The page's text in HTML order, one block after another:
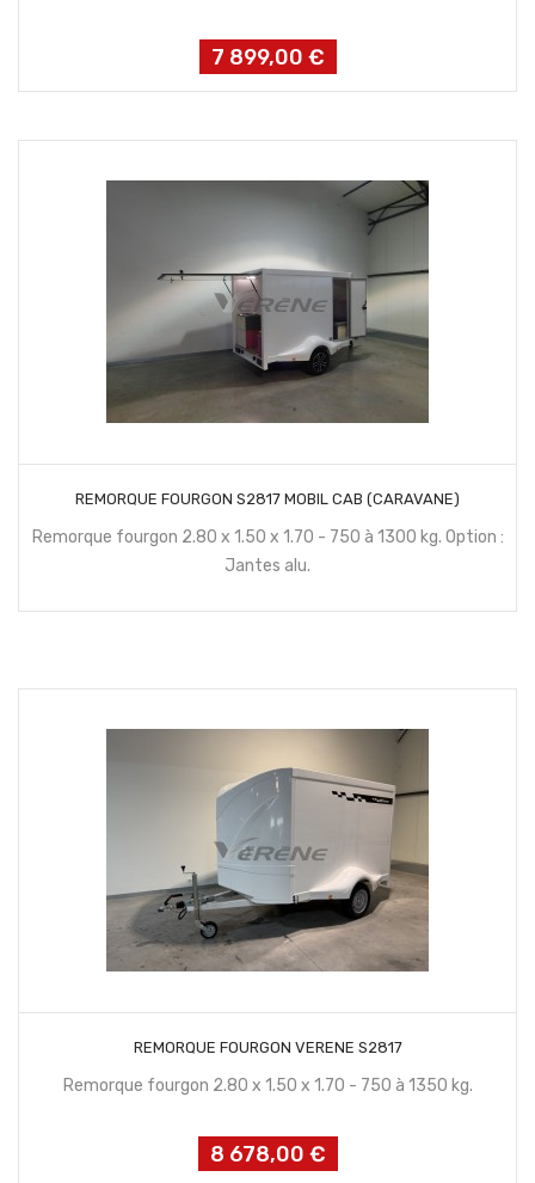
Prix
7 899,00 €
REMORQUE FOURGON S2817 MOBIL CAB (CARAVANE)
Remorque fourgon 2.80 x 1.50 x 1.70 - 750 à 1300 kg. Option :
Jantes alu.
REMORQUE FOURGON VERENE S2817
Remorque fourgon 2.80 x 1.50 x 1.70 - 750 à 1350 kg.
Prix
8 678,00 €